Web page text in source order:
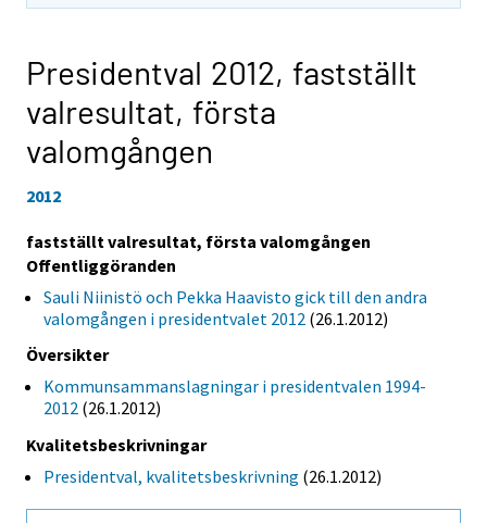
Presidentval 2012, fastställt
valresultat, första
valomgången
2012
fastställt valresultat, första valomgången
Offentliggöranden
Sauli Niinistö och Pekka Haavisto gick till den andra
valomgången i presidentvalet 2012 (26.1.2012)
Översikter
Kommunsammanslagningar i presidentvalen 1994-
2012 (26.1.2012)
Kvalitetsbeskrivningar
Presidentval, kvalitetsbeskrivning (26.1.2012)